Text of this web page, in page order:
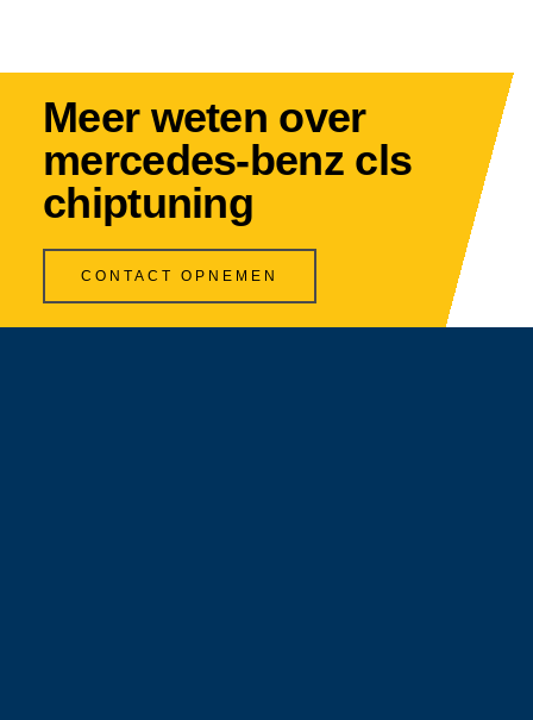
Meer weten over
mercedes-benz cls
chiptuning
CONTACT OPNEMEN